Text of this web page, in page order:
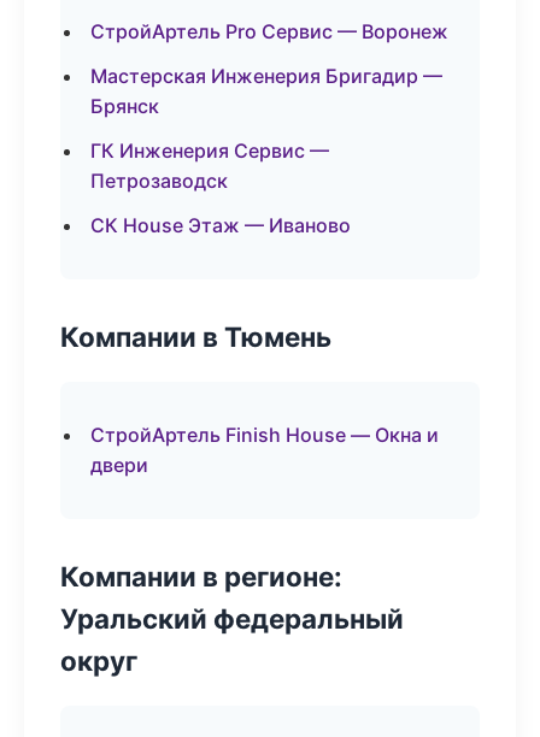
СтройАртель Pro Сервис — Воронеж
Мастерская Инженерия Бригадир —
Брянск
ГК Инженерия Сервис —
Петрозаводск
СК House Этаж — Иваново
Компании в Тюмень
СтройАртель Finish House — Окна и
двери
Компании в регионе:
Уральский федеральный
округ